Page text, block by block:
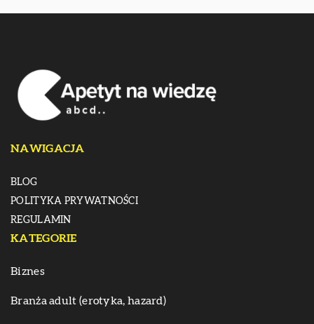
NAWIGACJA
BLOG
POLITYKA PRYWATNOŚCI
REGULAMIN
KATEGORIE
Biznes
Branża adult (erotyka, hazard)